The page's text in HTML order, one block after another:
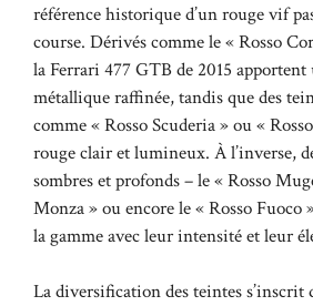
référence historique d’un rouge vif
course. Dérivés comme le « Rosso
la Ferrari 477 GTB de 2015
métallique raffinée, tandis que des
comme « Rosso Scuderia » ou «
rouge clair et lumineux. À l’inverse,
sombres et profonds – le « Rosso
Monza » ou encore le « Rosso
la gamme avec leur intensité et leur
La diversification des teintes s’inscrit